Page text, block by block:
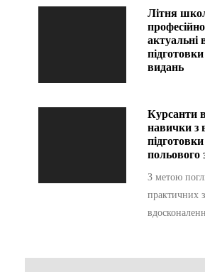
атомної
однією з
техногенних
Літня
актуальні
видань
Курсанти
навички з
польового
З метою
практичних